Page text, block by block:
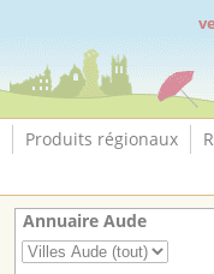
Produits régionaux
Annuaire Aude